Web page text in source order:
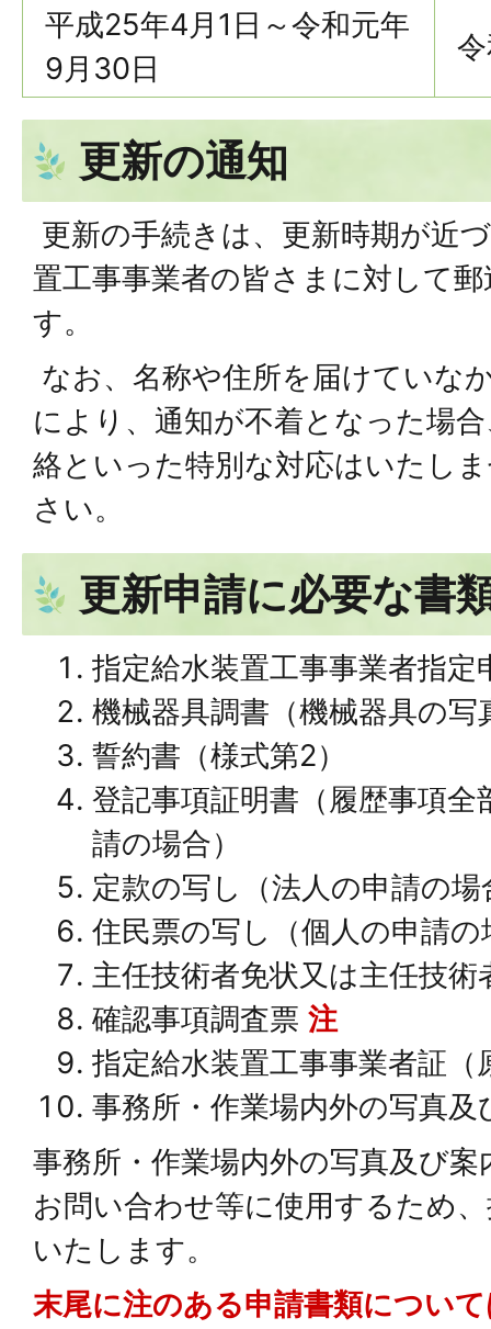
平成25年4月1日～令和元年
9月30日
更新の通知
更新の手続きは、更新時期が近
置工事事業者の皆さまに対して
す。
なお、名称や住所を届けていな
により、通知が不着となった場
絡といった特別な対応はいたし
さい。
更新申請に必要な書
指定給水装置工事事業者指
機械器具調書（機械器具の
誓約書（様式第2）
登記事項証明書（履歴事項
請の場合）
定款の写し（法人の申請の場
住民票の写し（個人の申請の
主任技術者免状又は主任技術
確認事項調査票注
指定給水装置工事事業者証（
事務所・作業場内外の写真及
事務所・作業場内外の写真及び
お問い合わせ等に使用するため
いたします。
末尾に注のある申請書類につい